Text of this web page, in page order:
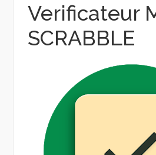
Verificateur
SCRABBLE